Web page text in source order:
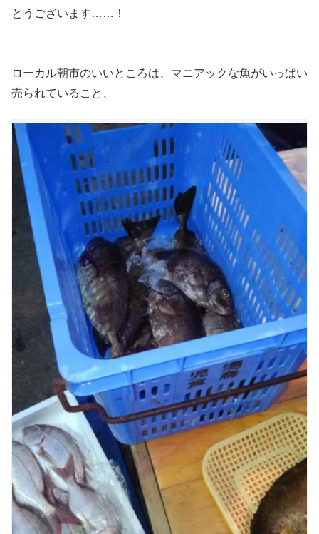
とうございます……！
ローカル朝市のいいところは、マニアックな魚がいっぱい
売られていること、